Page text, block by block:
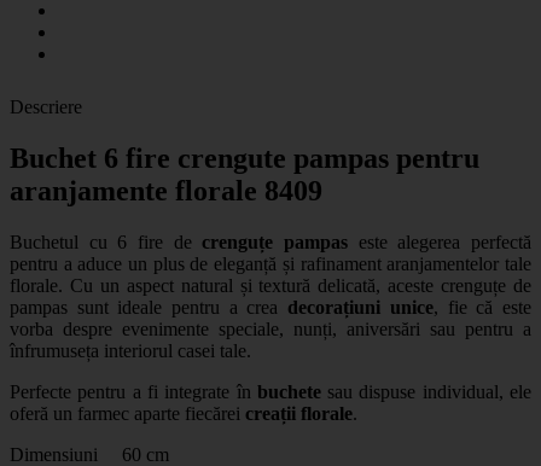
Descriere
Buchet 6 fire crengute pampas pentru
aranjamente florale 8409
Buchetul cu 6 fire de crenguțe pampas este alegerea perfectă
pentru a aduce un plus de eleganță și rafinament aranjamentelor tale
florale. Cu un aspect natural și textură delicată, aceste crenguțe de
pampas sunt ideale pentru a crea decorațiuni unice, fie că este
vorba despre evenimente speciale, nunți, aniversări sau pentru a
înfrumuseța interiorul casei tale.
Perfecte pentru a fi integrate în buchetesau dispuse individual, ele
oferă un farmec aparte fiecărei creații florale.
Dimensiuni 60 cm